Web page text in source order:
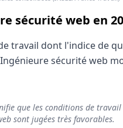
sécurité web en
travail dont l'indice de
sécurité web
que les conditions de
sont jugées très favorables.